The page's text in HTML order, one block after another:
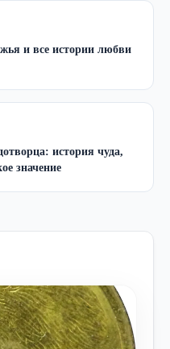
и все истории любви
история чуда,
значение